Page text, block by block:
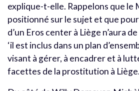
explique-t-elle. Rappelons que le
positionné sur le sujet et que
d’un Eros center à Liège n’aura
‘il est inclus dans un plan
visant à gérer, à encadrer et à
facettes de la prostitution à Liège.